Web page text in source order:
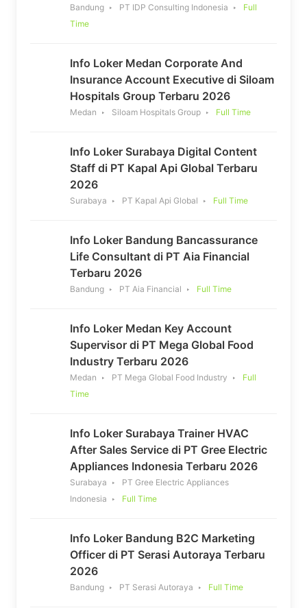
Bandung PT IDP Consulting Indonesia
Full
Time
Info Loker Medan Corporate And
Insurance Account Executive di Siloam
Hospitals Group Terbaru 2026
Medan Siloam Hospitals Group Full Time
Info Loker Surabaya Digital Content
Staff di PT Kapal Api Global Terbaru
2026
Surabaya PT Kapal Api Global Full Time
Info Loker Bandung Bancassurance
Life Consultant di PT Aia Financial
Terbaru 2026
Bandung PT Aia Financial Full Time
Info Loker Medan Key Account
Supervisor di PT Mega Global Food
Industry Terbaru 2026
Medan PT Mega Global Food Industry
Full
Time
Info Loker Surabaya Trainer HVAC
After Sales Service di PT Gree Electric
Appliances Indonesia Terbaru 2026
Surabaya
PT Gree Electric Appliances
Indonesia
Full Time
Info Loker Bandung B2C Marketing
Officer di PT Serasi Autoraya Terbaru
2026
Bandung PT Serasi Autoraya Full Time